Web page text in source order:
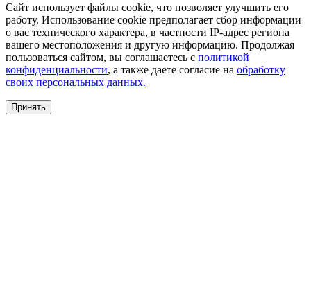
Сайт использует файлы cookie, что позволяет улучшить его
работу. Использование cookie предполагает сбор информации
о вас технического характера, в частности IP-адрес региона
вашего местоположения и другую информацию. Продолжая
пользоваться сайтом, вы соглашаетесь с политикой
конфиденциальности, а также даете согласие на обработку
своих персональных данных.
Принять